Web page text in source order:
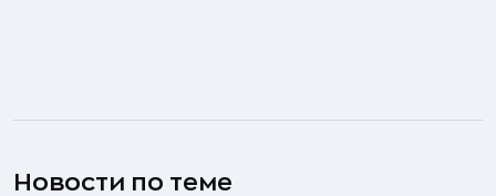
Новости по теме